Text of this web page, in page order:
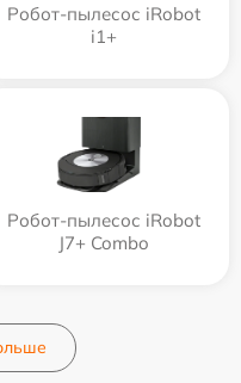
Робот-пылесос iRobot
i1+
Робот-пылесос iRobot
J7+ Combo